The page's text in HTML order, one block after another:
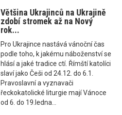
Většina Ukrajinců na Ukrajině
zdobí stromek až na Nový
rok...
Pro Ukrajince nastává vánoční čas
podle toho, k jakému náboženství se
hlásí a jaké tradice ctí. Římští katolíci
slaví jako Češi od 24.12. do 6.1.
Pravoslavní a vyznavači
řeckokatolické liturgie mají Vánoce
od 6. do 19.ledna...